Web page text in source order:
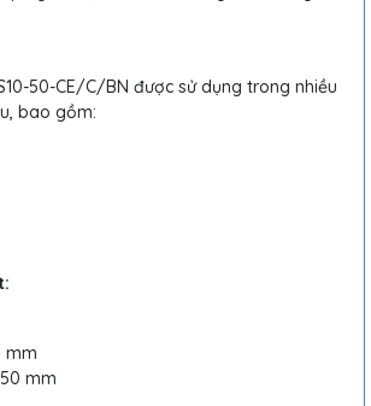
50-CE/C/BN được sử dụng trong nhiều
bao gồm:
mm
mm